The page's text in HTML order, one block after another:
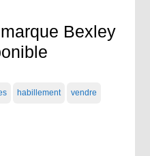
Bexley
habillement vendre